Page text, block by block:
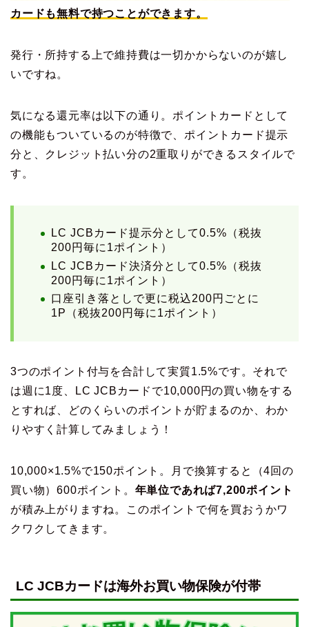
カードも無料で持つことができます。
発行・所持する上で維持費は一切かからないのが嬉し
いですね。
気になる還元率は以下の通り。ポイントカードとして
の機能もついているのが特徴で、ポイントカード提示
分と、クレジット払い分の2重取りができるスタイルで
す。
LC JCBカード提示分として0.5%（税抜
200円毎に1ポイント）
LC JCBカード決済分として0.5%（税抜
200円毎に1ポイント）
口座引き落としで更に税込200円ごとに
1P（税抜200円毎に1ポイント）
3つのポイント付与を合計して実質1.5%です。それで
は週に1度、LC JCBカードで10,000円の買い物をする
とすれば、どのくらいのポイントが貯まるのか、わか
りやすく計算してみましょう！
10,000×1.5%で150ポイント。月で換算すると（4回の
買い物）600ポイント。 年単位であれば7,200ポイント
が積み上がりますね。このポイントで何を買おうかワ
クワクしてきます。
LC JCBカードは海外お買い物保険が付帯